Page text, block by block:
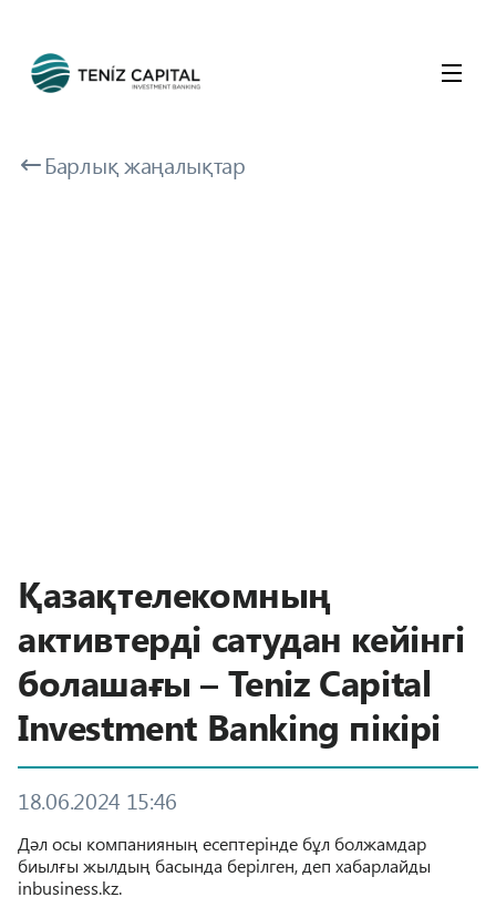
Барлық жаңалықтар
Қазақтелекомның
активтерді сатудан кейінгі
болашағы – Teniz Capital
Investment Banking пікірі
18.06.2024 15:46
Дәл осы компанияның есептерінде бұл болжамдар
биылғы жылдың басында берілген, деп хабарлайды
inbusiness.kz.